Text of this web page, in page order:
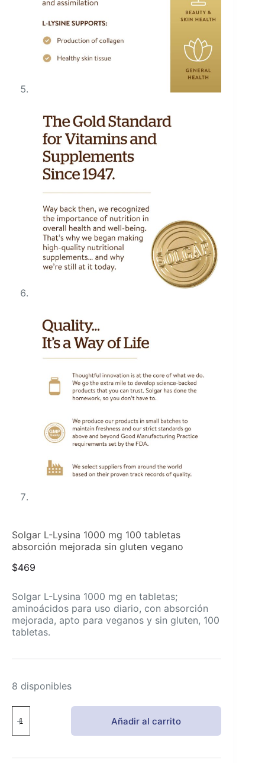
Solgar L-Lysina 1000 mg 100 tabletas
absorción mejorada sin gluten vegano
$469
Solgar L-Lysina 1000 mg en tabletas;
aminoácidos para uso diario, con absorción
mejorada, apto para veganos y sin gluten, 100
tabletas.
8 disponibles
L-
Lysina
mg
Añadir al carrito